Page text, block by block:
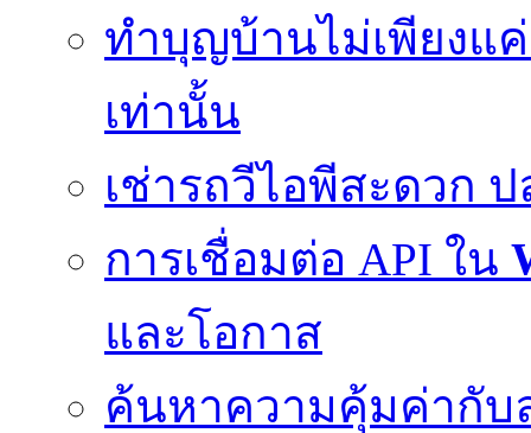
ทำบุญบ้านไม่เพียงแ
เท่านั้น
เช่ารถวีไอพีสะดวก
การเชื่อมต่อ API ใน
และโอกาส
ค้นหาความคุ้มค่ากับ